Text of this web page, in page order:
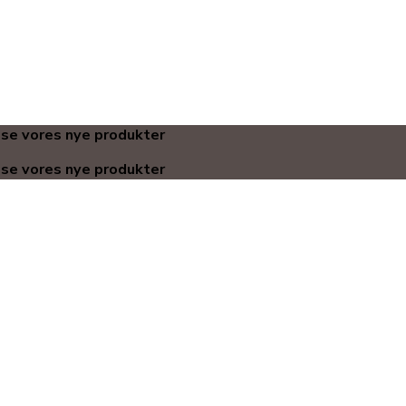
vores nye produkter
vores nye produkter